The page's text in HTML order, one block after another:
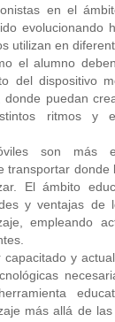
en el
evolucionando
utilizan en
el alumno
del dispositivo
donde puedan
ritmos y
son más
transportar donde
El ámbito
y ventajas de
empleando
y
más allá de